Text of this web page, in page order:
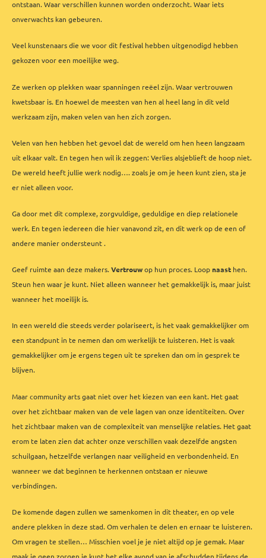
ontstaan. Waar verschillen kunnen worden onderzocht. Waar iets
onverwachts kan gebeuren.
Veel kunstenaars die we voor dit festival hebben uitgenodigd hebben
gekozen voor een moeilijke weg.
Ze werken op plekken waar spanningen reëel zijn. Waar vertrouwen
kwetsbaar is. En hoewel de meesten van hen al heel lang in dit veld
werkzaam zijn, maken velen van hen zich zorgen.
Velen van hen hebben het gevoel dat de wereld om hen heen langzaam
uit elkaar valt. En tegen hen wil ik zeggen: Verlies alsjeblieft de hoop niet.
De wereld heeft jullie werk nodig…. zoals je om je heen kunt zien, sta je
er niet alleen voor.
Ga door met dit complexe, zorgvuldige, geduldige en diep relationele
werk. En tegen iedereen die hier vanavond zit, en dit werk op de een of
andere manier ondersteunt .
Geef ruimte aan deze makers. Vertrouwop hun proces. Loop naast hen.
Steun hen waar je kunt. Niet alleen wanneer het gemakkelijk is, maar juist
wanneer het moeilijk is.
In een wereld die steeds verder polariseert, is het vaak gemakkelijker om
een standpunt in te nemen dan om werkelijk te luisteren. Het is vaak
gemakkelijker om je ergens tegen uit te spreken dan om in gesprek te
blijven.
Maar community arts gaat niet over het kiezen van een kant. Het gaat
over het zichtbaar maken van de vele lagen van onze identiteiten. Over
het zichtbaar maken van de complexiteit van menselijke relaties. Het gaat
erom te laten zien dat achter onze verschillen vaak dezelfde angsten
schuilgaan, hetzelfde verlangen naar veiligheid en verbondenheid. En
wanneer we dat beginnen te herkennen ontstaan er nieuwe
verbindingen.
De komende dagen zullen we samenkomen in dit theater, en op vele
andere plekken in deze stad. Om verhalen te delen en ernaar te luisteren.
Om vragen te stellen… Misschien voel je je niet altijd op je gemak. Maar
maak je geen zorgen je kunt het elke avond van je afschudden tijdens de